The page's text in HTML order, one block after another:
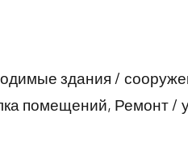
здания /
помещений, Ремонт /